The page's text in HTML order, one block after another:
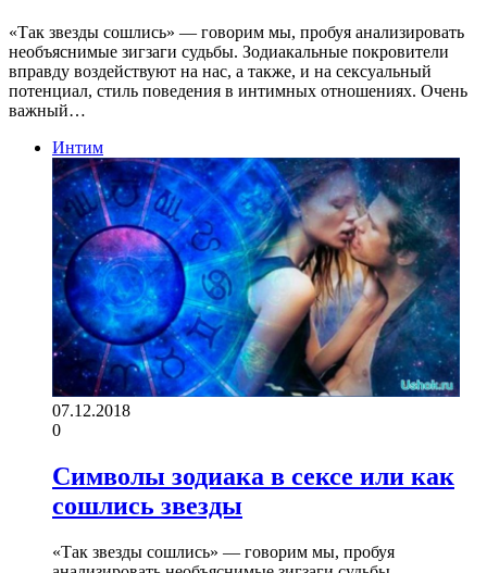
«Так звезды сошлись» — говорим мы, пробуя анализировать
необъяснимые зигзаги судьбы. Зодиакальные покровители
вправду воздействуют на нас, а также, и на сексуальный
потенциал, стиль поведения в интимных отношениях. Очень
важный…
Интим
07.12.2018
0
Символы зодиака в сексе или как
сошлись звезды
«Так звезды сошлись» — говорим мы, пробуя